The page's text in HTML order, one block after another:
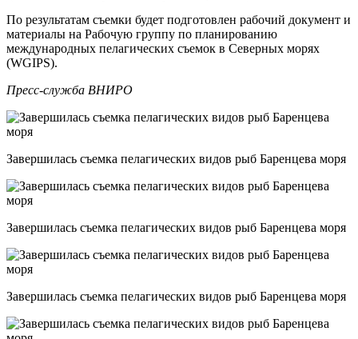
По результатам съемки будет подготовлен рабочий документ и
материалы на Рабочую группу по планированию
международных пелагических съемок в Северных морях
(WGIPS).
Пресс-служба ВНИРО
Завершилась съемка пелагических видов рыб Баренцева моря
Завершилась съемка пелагических видов рыб Баренцева моря
Завершилась съемка пелагических видов рыб Баренцева моря